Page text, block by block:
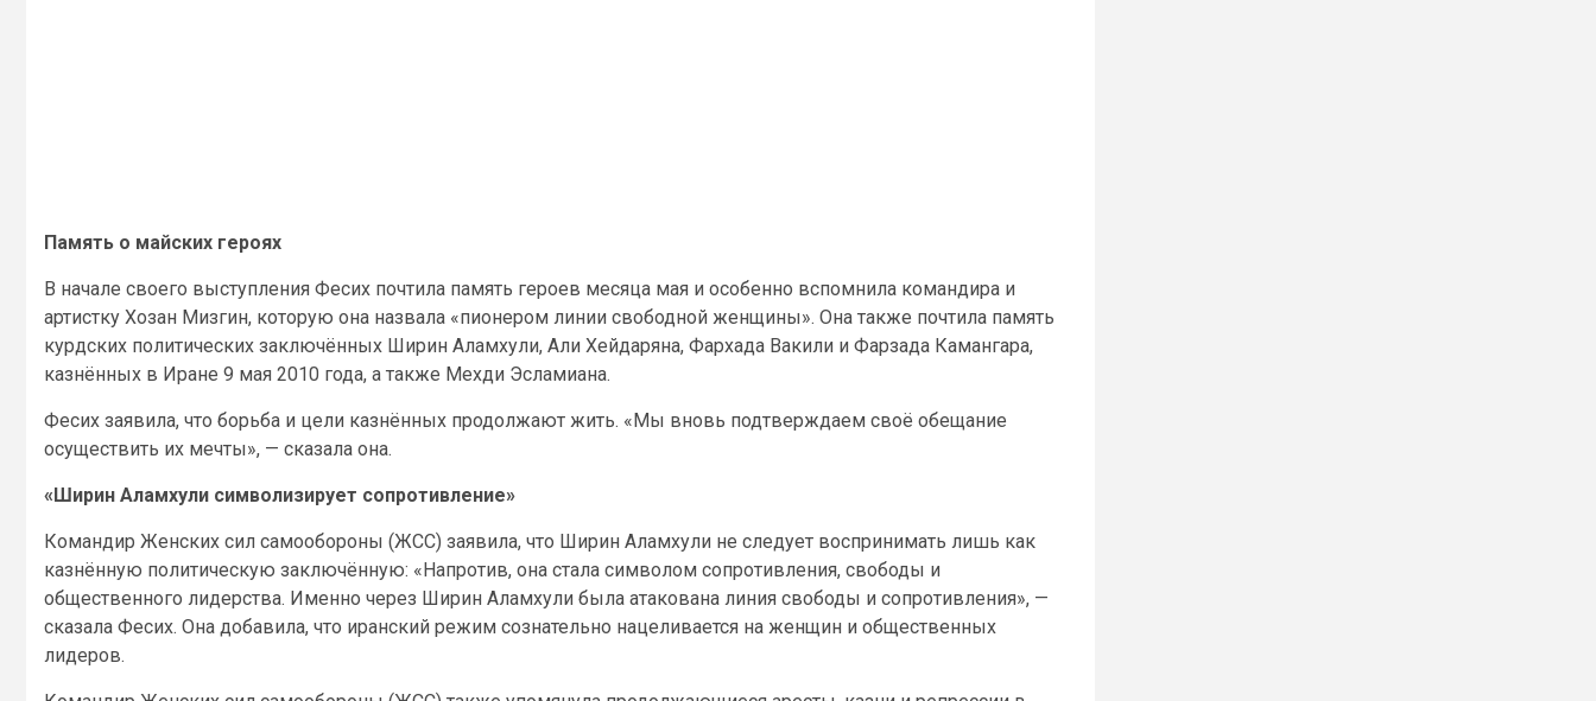
Память о майских героях
В начале своего выступления Фесих почтила память героев месяца мая и особенно вспомнила командира и
артистку Хозан Мизгин, которую она назвала «пионером линии свободной женщины». Она также почтила память
курдских политических заключённых Ширин Аламхули, Али Хейдаряна, Фархада Вакили и Фарзада Камангара,
казнённых в Иране 9 мая 2010 года, а также Мехди Эсламиана.
Фесих заявила, что борьба и цели казнённых продолжают жить. «Мы вновь подтверждаем своё обещание
осуществить их мечты», — сказала она.
«Ширин Аламхули символизирует сопротивление»
Командир Женских сил самообороны (ЖСС) заявила, что Ширин Аламхули не следует воспринимать лишь как
казнённую политическую заключённую: «Напротив, она стала символом сопротивления, свободы и
общественного лидерства. Именно через Ширин Аламхули была атакована линия свободы и сопротивления», —
сказала Фесих. Она добавила, что иранский режим сознательно нацеливается на женщин и общественных
лидеров.